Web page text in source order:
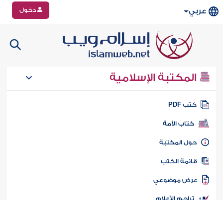
عربي دخول
المكتبة الإسلامية
كتب PDF
كتاب الأمة
المكتبة
الكتب